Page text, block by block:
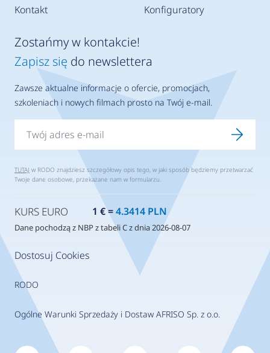
Kontakt Konfiguratory
Dostosuj Cookies
RODO
Ogólne Warunki Sprzedaży i Dostaw AFRISO Sp. z o.o.
Zostańmy w kontakcie!
Zapisz się do newslettera
Zawsze aktualne informacje o ofercie, promocjach,
szkoleniach i nowych filmach prosto na Twój e-mail.
TUTAJ w RODO znajdziesz szczegółowy opis tego, w jaki sposób będziemy przetwarzać
Twoje dane osobowe, przekazane nam w formularzu.
KURS EURO 1 € =4.3414 PLN
Dane pochodzą z NBP z tabeli C z dnia 2026-08-07